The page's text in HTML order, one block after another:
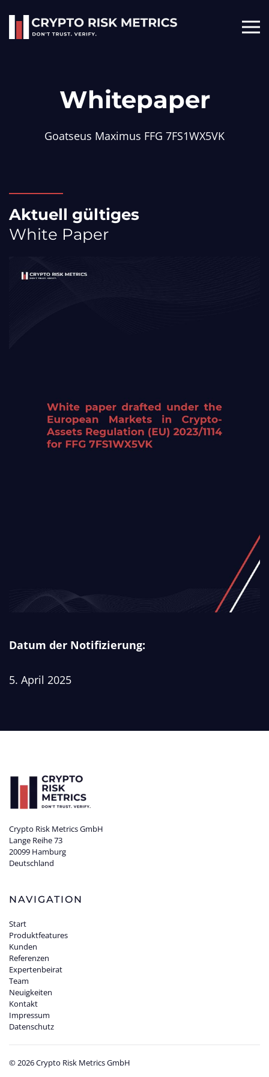
Skip to main content
Whitepaper
Goatseus Maximus FFG 7FS1WX5VK
Aktuell gültiges
White Paper
Datum der Notifizierung:
5. April 2025
Crypto Risk Metrics GmbH
Lange Reihe 73
20099 Hamburg
Deutschland
NAVIGATION
Start
Produktfeatures
Kunden
Referenzen
Expertenbeirat
Team
Neuigkeiten
Kontakt
Impressum
Datenschutz
©2026Crypto Risk Metrics GmbH